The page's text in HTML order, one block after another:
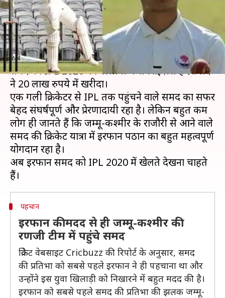
लेखन मोहम्मद वाहिद Jan 02, 2020
क्या है खबर?
जम्मू-कश्मीर के 18 वर्षीय राइट हैंड बल्लेबाज़ अब्दुल
समद को IPL 2020 की नीलामी में सनराइज़र्स हैदराबाद
ने 20 लाख रुपये में खरीदा।
एक गली क्रिकेटर से IPL तक पहुंचने वाले समद का सफर
बेहद संघर्षपूर्ण और प्रेरणादायी रहा है। लेकिन बहुत कम
लोग ही जानते हैं कि जम्मू-कश्मीर के राजौरी से आने वाले
समद की क्रिकेट यात्रा में इरफान पठान का बहुत महत्वपूर्ण
योगदान रहा है।
अब इरफान समद को IPL 2020 में खेलते देखना चाहते
पहचान
इरफान की मदद से ही जम्मू-कश्मीर की
रणजी टीम में पहुंचे समद
क्रिकेट वेबसाइट Cricbuzz की रिपोर्ट के अनुसार, समद
की प्रतिभा को सबसे पहले इरफान ने ही पहचाना था और
उन्होंने इस युवा खिलाड़ी को निखारने में बहुत मदद की है।
इरफान को सबसे पहले समद की प्रतिभा की झलक जम्मू-